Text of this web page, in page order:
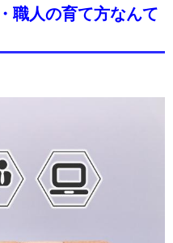
職人の育て方なんて